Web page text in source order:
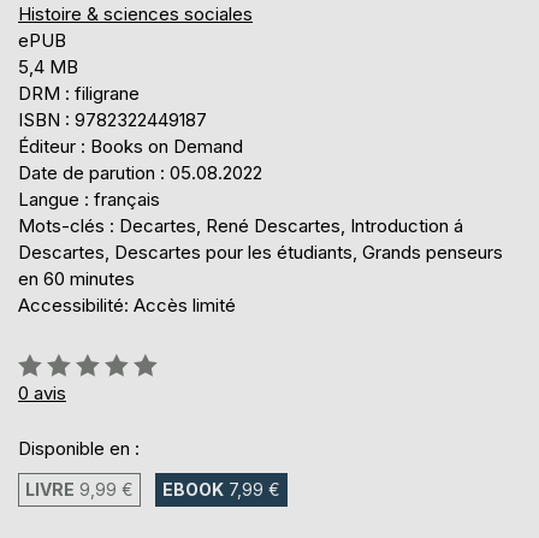
Histoire & sciences sociales
ePUB
5,4 MB
DRM : filigrane
ISBN : 9782322449187
Éditeur : Books on Demand
Date de parution : 05.08.2022
Langue : français
Mots-clés : Decartes, René Descartes, Introduction á
Descartes, Descartes pour les étudiants, Grands penseurs
en 60 minutes
Accessibilité: Accès limité
Évaluation:
0%
0 avis
Disponible en :
LIVRE 9,99 € EBOOK 7,99 €